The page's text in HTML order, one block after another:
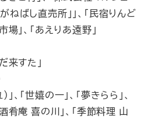
ねばし直売所」」、「民宿りんど
場」、「あえりあ遠野」
来すた」
、「世嬉の一」、「夢きらら」、
酒肴庵 喜の川」、「季節料理 山